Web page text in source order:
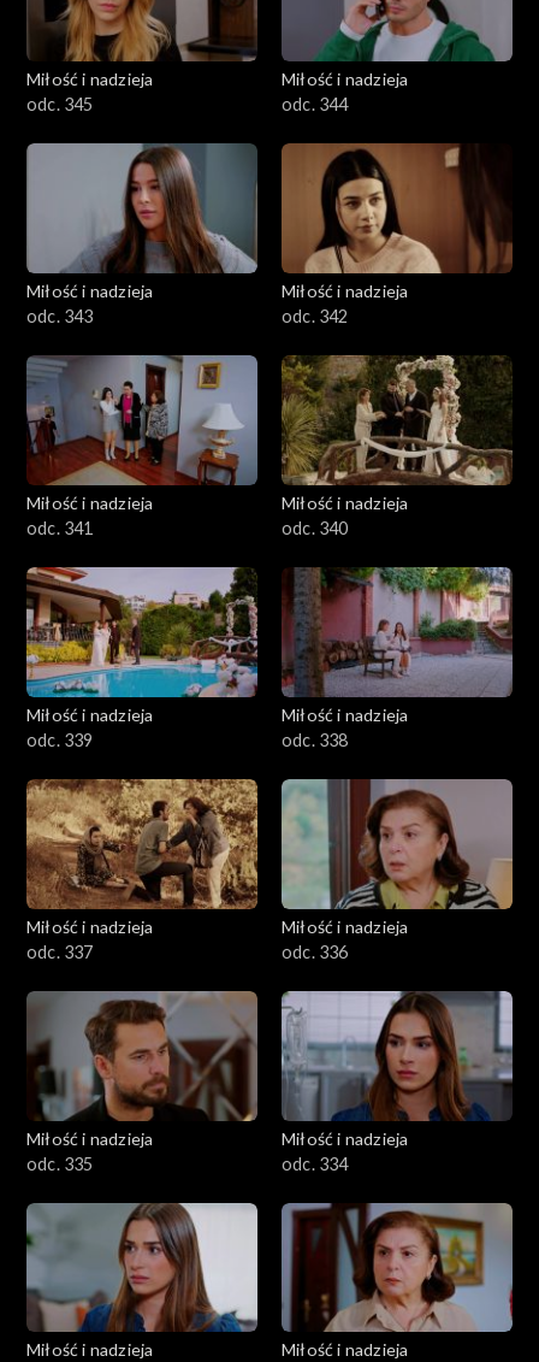
Miłość i nadzieja
odc. 345
Miłość i nadzieja
odc. 344
Miłość i nadzieja
odc. 343
Miłość i nadzieja
odc. 342
Miłość i nadzieja
odc. 341
Miłość i nadzieja
odc. 340
Miłość i nadzieja
odc. 339
Miłość i nadzieja
odc. 338
Miłość i nadzieja
odc. 337
Miłość i nadzieja
odc. 336
Miłość i nadzieja
odc. 335
Miłość i nadzieja
odc. 334
Miłość i nadzieja
Miłość i nadzieja